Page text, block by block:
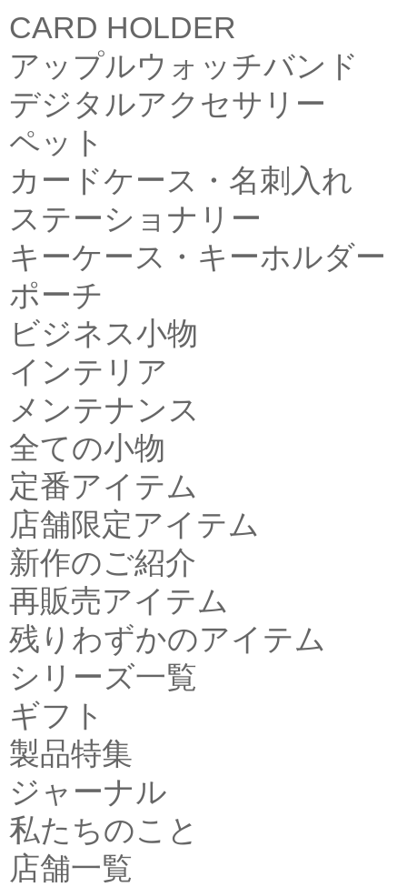
CARD HOLDER
アップルウォッチバンド
デジタルアクセサリー
ペット
カードケース・名刺入れ
ステーショナリー
キーケース・キーホルダー
ポーチ
ビジネス小物
インテリア
メンテナンス
全ての小物
定番アイテム
店舗限定アイテム
新作のご紹介
再販売アイテム
残りわずかのアイテム
シリーズ一覧
ギフト
製品特集
ジャーナル
私たちのこと
店舗一覧